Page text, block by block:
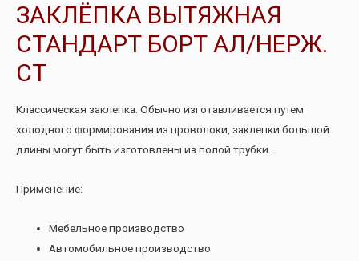
ЗАКЛЁПКА ВЫТЯЖНАЯ
СТАНДАРТ БОРТ АЛ/НЕРЖ.
СТ
Классическая заклепка. Обычно изготавливается путем
холодного формирования из проволоки, заклепки большой
длины могут быть изготовлены из полой трубки.
Применение:
Мебельное производство
Автомобильное производство